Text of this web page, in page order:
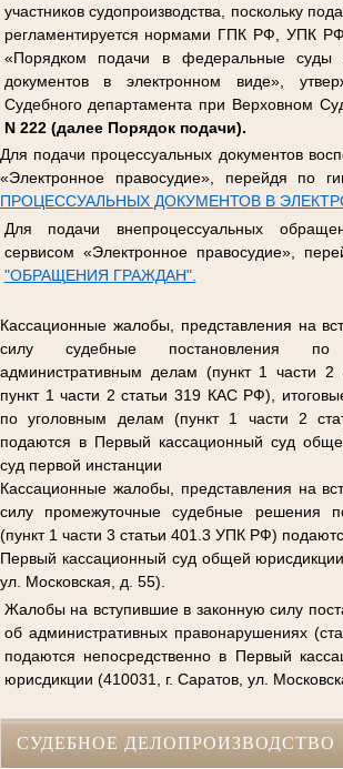
участников судопроизводства, поскольку
регламентируется нормами ГПК РФ, УПК
«Порядком подачи в федеральные суды
документов в электронном виде»,
Судебного департамента при Верховном
N 222 (далее Порядок подачи).
Для подачи процессуальных документов
«Электронное правосудие», перейдя по
ПРОЦЕССУАЛЬНЫХ ДОКУМЕНТОВ В
Для подачи внепроцессуальных
сервисом «Электронное правосудие»,
"ОБРАЩЕНИЯ ГРАЖДАН".
Кассационные жалобы, представления на
силу судебные постановления
административным делам (пункт 1 части
пункт 1 части 2 статьи 319 КАС РФ),
по уголовным делам (пункт 1 части 2
подаются в Первый кассационный суд
суд первой инстанции
Кассационные жалобы, представления на
силу промежуточные судебные решения
(пункт 1 части 3 статьи 401.3 УПК РФ)
Первый кассационный суд общей
ул. Московская, д. 55).
Жалобы на вступившие в законную силу
об административных правонарушениях
подаются непосредственно в Первый
юрисдикции (410031, г. Саратов, ул.
СУДЕБНОЕ ДЕЛОПРОИЗВОДСТВО